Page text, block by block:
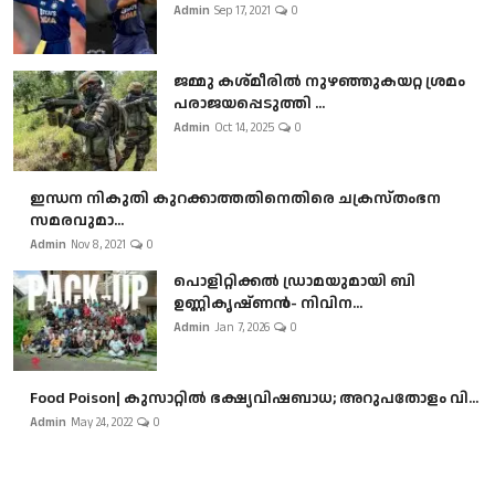
Admin Sep 17, 2021 0
ജമ്മു കശ്മീരിൽ നുഴഞ്ഞുകയറ്റ ശ്രമം
പരാജയപ്പെടുത്തി ...
Admin Oct 14, 2025 0
ഇന്ധന നികുതി കുറക്കാത്തതിനെതിരെ ചക്രസ്തംഭന
സമരവുമാ...
Admin Nov 8, 2021 0
പൊളിറ്റിക്കല്‍ ഡ്രാമയുമായി ബി
ഉണ്ണികൃഷ്ണന്‍- നിവിന...
Admin Jan 7, 2026 0
Food Poison| കുസാറ്റില്‍ ഭക്ഷ്യവിഷബാധ; അറുപതോളം വി...
Admin May 24, 2022 0